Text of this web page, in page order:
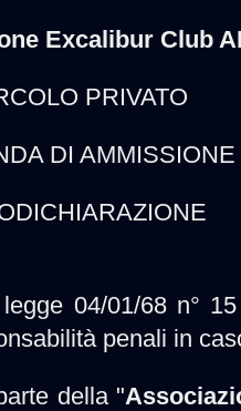
Excalibur Club
PRIVATO
DI AMMISSIONE
04/01/68 n°
penali in
della "